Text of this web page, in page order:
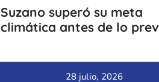
Suzano superó su meta
climática antes de lo
28 julio, 2026